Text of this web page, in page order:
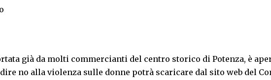
già da molti commercianti del centro storico di Potenza, è
no alla violenza sulle donne potrà scaricare dal sito web del